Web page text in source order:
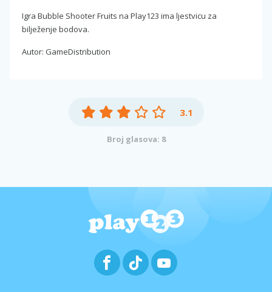
Igra Bubble Shooter Fruits na Play123 ima ljestvicu za
bilježenje bodova.
Autor: GameDistribution
3.1
Broj glasova: 8